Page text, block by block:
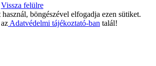
Vissza felülre
böngészével elfogadja ezen sütiket.
Adatvédelmi tájékoztató-ban talál!